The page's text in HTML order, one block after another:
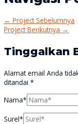
← Project Sebelumnya
Project Berikutnya →
Tinggalkan
Alamat email Anda
ditandai *
Nama*
Surel*